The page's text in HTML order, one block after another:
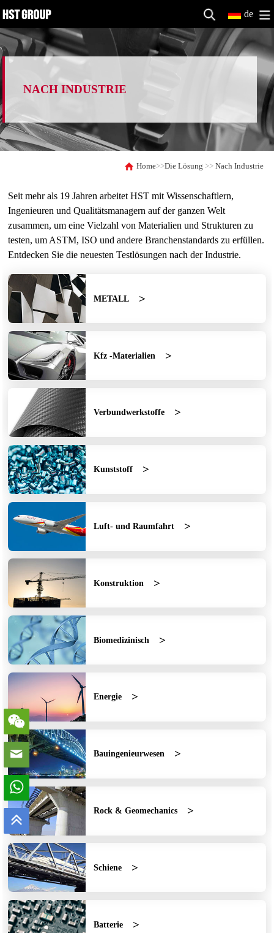
de
NACH INDUSTRIE
Home>>Die Lösung >>Nach Industrie
Seit mehr als 19 Jahren arbeitet HST mit Wissenschaftlern,
Ingenieuren und Qualitätsmanagern auf der ganzen Welt
zusammen, um eine Vielzahl von Materialien und Strukturen zu
testen, um ASTM, ISO und andere Branchenstandards zu erfüllen.
Entdecken Sie die neuesten Testlösungen nach der Industrie.
METALL
Kfz -Materialien
Verbundwerkstoffe
Kunststoff
Luft- und Raumfahrt
Konstruktion
Biomedizinisch
Energie
Bauingenieurwesen
Rock & Geomechanics
Schiene
Batterie